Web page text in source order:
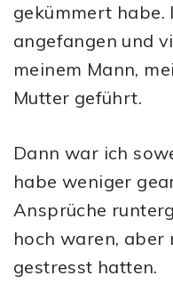
gekümmert habe.
angefangen und
meinem Mann,
Mutter geführt.
Dann war ich
habe weniger
Ansprüche
hoch waren, aber
gestresst hatten.